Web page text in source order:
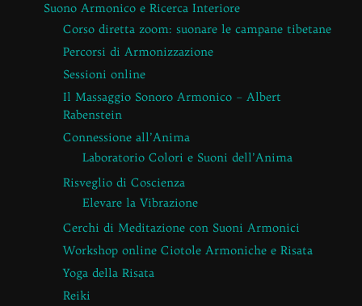
Suono Armonico e Ricerca Interiore
Corso diretta zoom: suonare le campane tibetane
Percorsi di Armonizzazione
Sessioni online
Il Massaggio Sonoro Armonico – Albert
Rabenstein
Connessione all’Anima
Laboratorio Colori e Suoni dell’Anima
Risveglio di Coscienza
Elevare la Vibrazione
Cerchi di Meditazione con Suoni Armonici
Workshop online Ciotole Armoniche e Risata
Yoga della Risata
Reiki